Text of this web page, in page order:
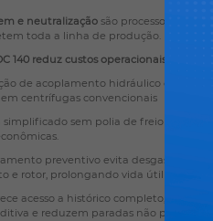
e neutralizaçãosão processos que
toda a linha de produção.
140 reduz custos operacionais e riscos:
de acoplamento hidráulico e
centrífugas convencionais
simplificado sem polia de freio
preventivo evita desgaste
e rotor, prolongando vida útil do
acesso a histórico completo,
e reduzem paradas não planejadas.